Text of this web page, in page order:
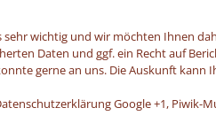
wichtig und wir möchten Ihnen
Daten und ggf. ein Recht auf
gerne an uns. Die Auskunft kann
Google +1, Piwik-